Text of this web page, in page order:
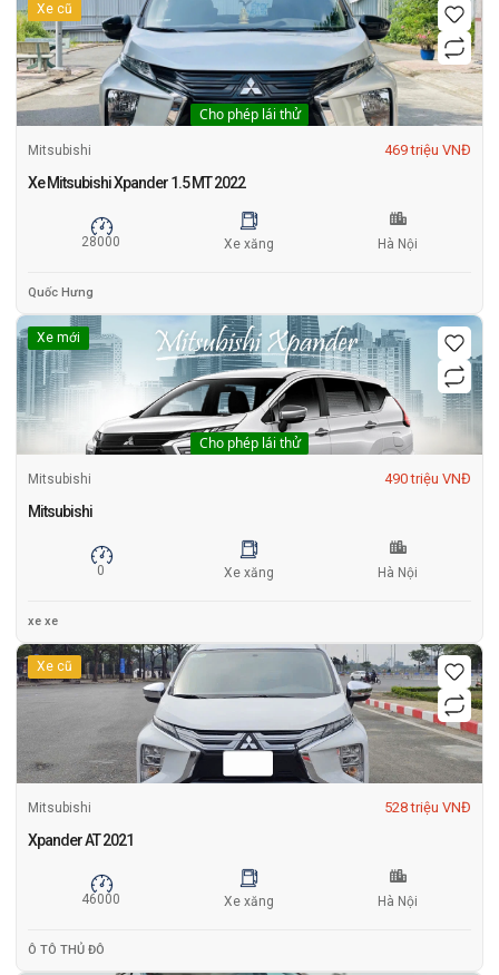
Xe cũ
Cho phép lái thử
Mitsubishi 469 triệu VNĐ
Xe Mitsubishi Xpander 1.5 MT 2022
28000 Xe xăng Hà Nội
Quốc Hưng
Xe mới
Cho phép lái thử
Mitsubishi 490 triệu VNĐ
Mitsubishi
0 Xe xăng Hà Nội
xe xe
Xe cũ
Mitsubishi 528 triệu VNĐ
Xpander AT 2021
46000 Xe xăng Hà Nội
Ô TÔ THỦ ĐÔ